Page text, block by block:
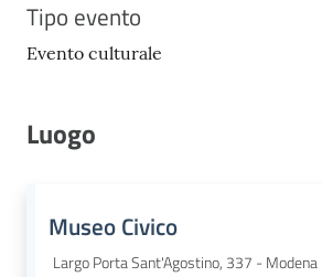
Tipo evento
Evento culturale
Luogo
Museo Civico
Largo Porta Sant'Agostino, 337 -